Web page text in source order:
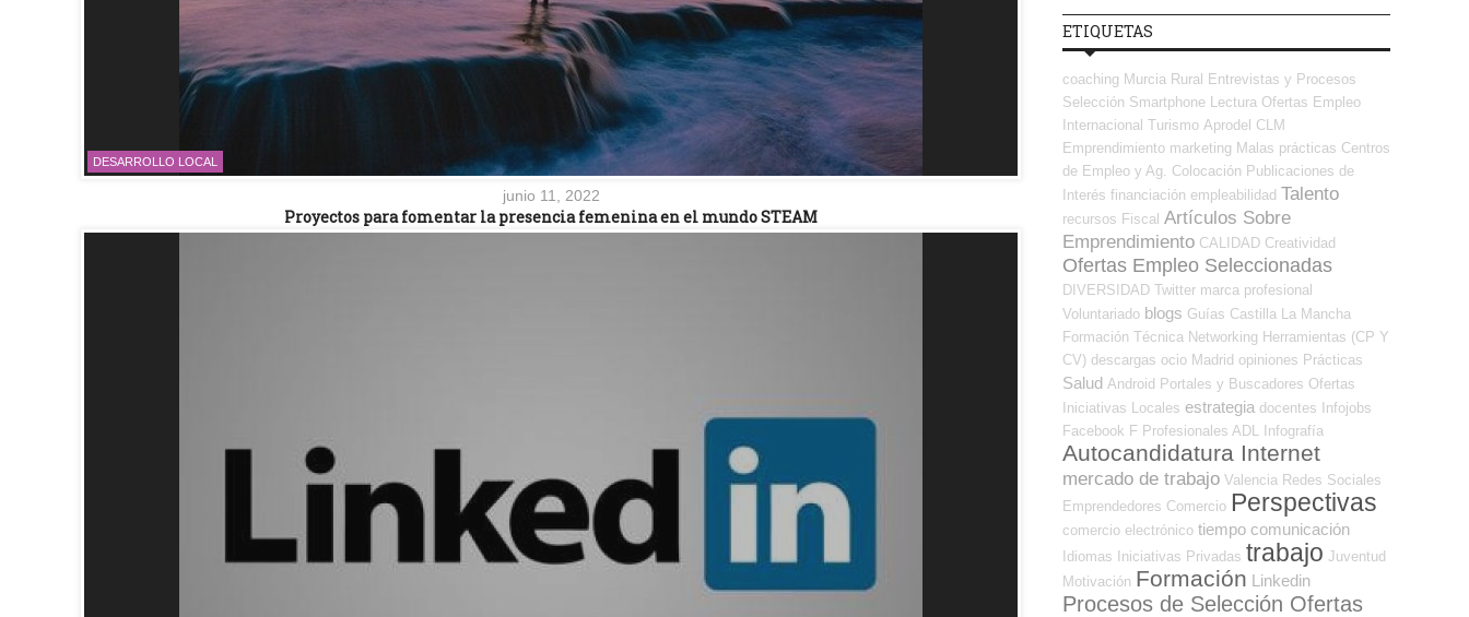
DESARROLLO LOCAL
junio 11, 2022
Proyectos para fomentar la presencia femenina en el mundo STEAM
ETIQUETAS
coaching Murcia Rural
Entrevistas y Procesos
Selección Smartphone Lectura Ofertas Empleo
Internacional Turismo Aprodel CLM
Emprendimiento marketing Malas prácticas Centros
de Empleo y Ag. Colocación Publicaciones de
Interés financiación empleabilidad Talento
recursos Fiscal Artículos Sobre
Emprendimiento CALIDAD Creatividad
Ofertas Empleo Seleccionadas
DIVERSIDAD Twitter marca profesional
Voluntariado blogs Guías Castilla La Mancha
Formación Técnica Networking Herramientas (CP Y
CV) descargas ocio Madrid opiniones Prácticas
Salud Android Portales y Buscadores Ofertas
Iniciativas Locales estrategia docentes
Infojobs
Facebook F Profesionales ADL Infografía
Autocandidatura Internet
mercado de trabajo Valencia Redes Sociales
Emprendedores Comercio Perspectivas
comercio electrónico tiempo comunicación
Idiomas Iniciativas Privadas trabajo Juventud
Motivación Formación Linkedin
Procesos de Selección Ofertas